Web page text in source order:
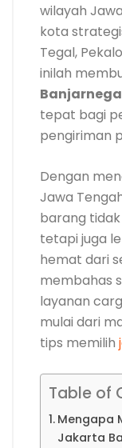
wilayah
kota
Tegal,
inilah
tepat bagi
pengiriman
Dengan
Jawa
barang
tetapi juga
hemat dari
membahas
layanan
mulai dari
tips memilih
Table of
Mengapa
Jakarta